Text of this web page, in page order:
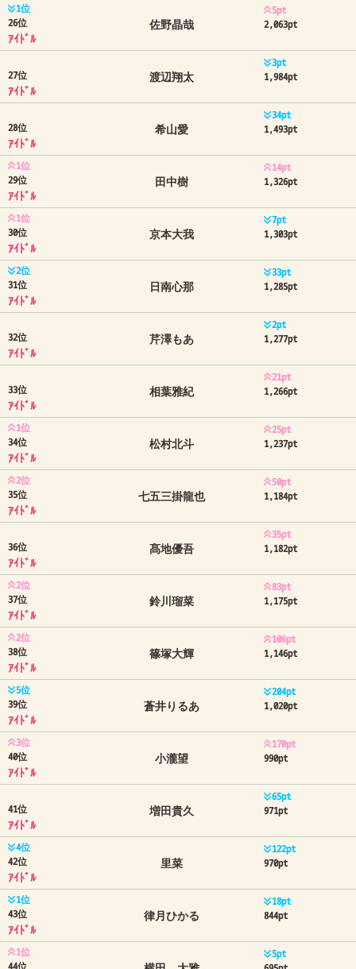
1位
26位
ｱｲﾄﾞﾙ
佐野晶哉
5pt
2,063pt
27位
ｱｲﾄﾞﾙ
渡辺翔太
3pt
1,984pt
28位
ｱｲﾄﾞﾙ
希山愛
34pt
1,493pt
1位
29位
ｱｲﾄﾞﾙ
田中樹
14pt
1,326pt
1位
30位
ｱｲﾄﾞﾙ
京本大我
7pt
1,303pt
2位
31位
ｱｲﾄﾞﾙ
日南心那
33pt
1,285pt
32位
ｱｲﾄﾞﾙ
芹澤もあ
2pt
1,277pt
33位
ｱｲﾄﾞﾙ
相葉雅紀
21pt
1,266pt
1位
34位
ｱｲﾄﾞﾙ
松村北斗
25pt
1,237pt
2位
35位
ｱｲﾄﾞﾙ
七五三掛龍也
50pt
1,184pt
36位
ｱｲﾄﾞﾙ
髙地優吾
35pt
1,182pt
2位
37位
ｱｲﾄﾞﾙ
鈴川瑠菜
83pt
1,175pt
2位
38位
ｱｲﾄﾞﾙ
篠塚大輝
106pt
1,146pt
5位
39位
ｱｲﾄﾞﾙ
蒼井りるあ
204pt
1,020pt
3位
40位
ｱｲﾄﾞﾙ
小瀧望
170pt
990pt
41位
ｱｲﾄﾞﾙ
増田貴久
65pt
971pt
4位
42位
ｱｲﾄﾞﾙ
里菜
122pt
970pt
1位
43位
ｱｲﾄﾞﾙ
律月ひかる
18pt
844pt
1位
44位
5pt